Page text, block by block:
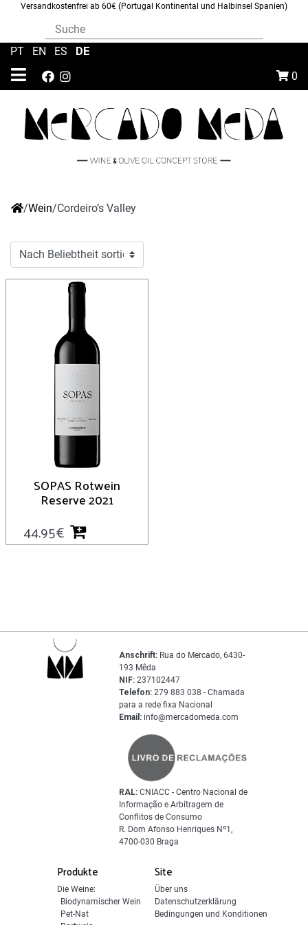
Versandkostenfrei ab 60€ (Portugal Kontinental und Halbinsel Spanien)
0
PT EN ES DE
/Wein/Cordeiro’s Valley
SOPAS Rotwein
Reserve 2021
44.95€
Produkte
Die Weine:
Biodynamischer Wein
Pet-Nat
Site
Über uns
Datenschutzerklärung
Bedingungen und Konditionen
Anschrift: Rua do Mercado, 6430-
193 Mêda
NIF: 237102447
Telefon: 279 883 038 - Chamada
para a rede fixa Nacional
Email: info@mercadomeda.com
RAL: CNIACC - Centro Nacional de
Informação e Arbitragem de
Conflitos de Consumo
R. Dom Afonso Henriques Nº1,
4700-030 Braga